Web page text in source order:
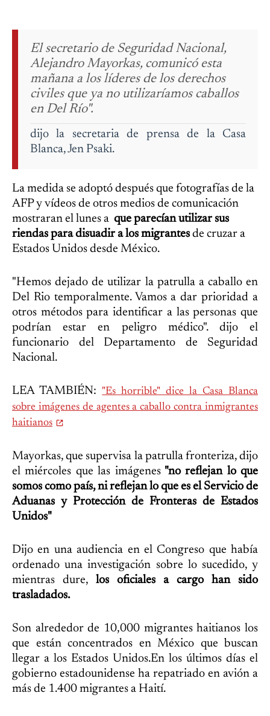
El secretario de Seguridad Nacional,
Alejandro Mayorkas, comunicó esta
mañana a los líderes de los derechos
civiles que ya no utilizaríamos caballos
en Del Río".
dijo la secretaria de prensa de la Casa
Blanca, Jen Psaki.
La medida se adoptó después que fotografías de la
AFP y vídeos de otros medios de comunicación
mostraran el lunes a que parecían utilizar sus
riendas para disuadir a los migrantes de cruzar a
Estados Unidos desde México.
"Hemos dejado de utilizar la patrulla a caballo en
Del Rio temporalmente. Vamos a dar prioridad a
otros métodos para identificar a las personas que
podrían estar en peligro médico". dijo el
funcionario del Departamento de Seguridad
Nacional.
LEA TAMBIÉN: "Es horrible" dice la Casa Blanca
sobre imágenes de agentes a caballo contra inmigrantes
haitianos
Mayorkas, que supervisa la patrulla fronteriza, dijo
el miércoles que las imágenes"no reflejan lo que
somos como país, ni reflejan lo que es el Servicio de
Aduanas y Protección de Fronteras de Estados
Unidos"
Dijo en una audiencia en el Congreso que había
ordenado una investigación sobre lo sucedido, y
mientras dure, los oficiales a cargo han sido
trasladados.
Son alrededor de 10,000 migrantes haitianos los
que están concentrados en México que buscan
llegar a los Estados Unidos.En los últimos días el
gobierno estadounidense ha repatriado en avión a
más de 1.400 migrantes a Haití.